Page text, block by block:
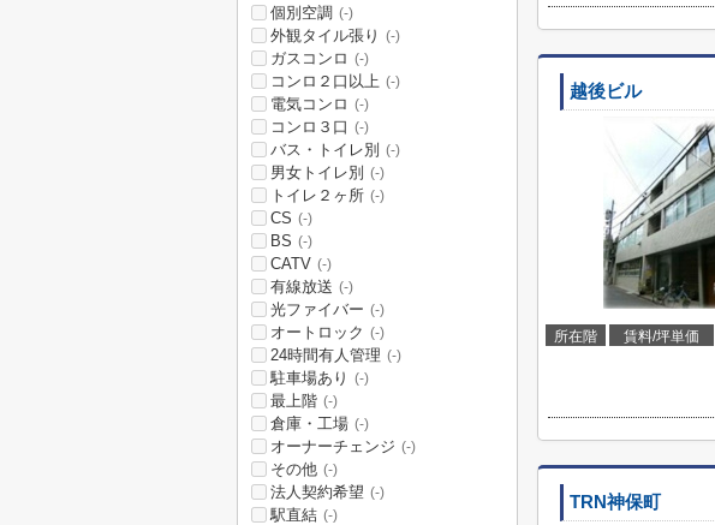
越後ビル
所在階 賃料/坪単価
TRN神保町
個別空調 (-)
外観タイル張り (-)
ガスコンロ (-)
コンロ２口以上 (-)
電気コンロ (-)
コンロ３口 (-)
バス・トイレ別 (-)
男女トイレ別 (-)
トイレ２ヶ所 (-)
CS (-)
BS (-)
CATV (-)
有線放送 (-)
光ファイバー (-)
オートロック (-)
24時間有人管理 (-)
駐車場あり (-)
最上階 (-)
倉庫・工場 (-)
オーナーチェンジ (-)
その他 (-)
法人契約希望 (-)
駅直結 (-)